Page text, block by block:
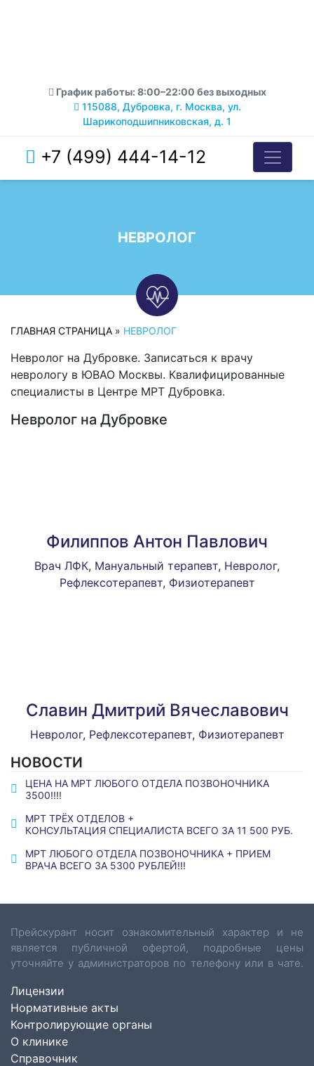
График работы: 8:00–22:00 без выходных
115088, Дубровка, г. Москва, ул.
Шарикоподшипниковская, д. 1
+7 (499) 444-14-12
НЕВРОЛОГ
ГЛАВНАЯ СТРАНИЦА » НЕВРОЛОГ
Невролог на Дубровке. Записаться к врачу
неврологу в ЮВАО Москвы. Квалифицированные
специалисты в Центре МРТ Дубровка.
Невролог на Дубровке
Филиппов Антон Павлович
Врач ЛФК, Мануальный терапевт, Невролог,
Рефлексотерапевт, Физиотерапевт
Славин Дмитрий Вячеславович
Невролог, Рефлексотерапевт, Физиотерапевт
НОВОСТИ
ЦЕНА НА МРТ ЛЮБОГО ОТДЕЛА ПОЗВОНОЧНИКА
3500!!!!
МРТ ТРЁХ ОТДЕЛОВ +
КОНСУЛЬТАЦИЯ СПЕЦИАЛИСТА ВСЕГО ЗА 11 500 РУБ.
МРТ ЛЮБОГО ОТДЕЛА ПОЗВОНОЧНИКА + ПРИЕМ
ВРАЧА ВСЕГО ЗА 5300 РУБЛЕЙ!!!
Прейскурант носит ознакомительный характер и не
является публичной офертой, подробные цены
уточняйте у администраторов по телефону или в чате.
Лицензии
Нормативные акты
Контролирующие органы
О клинике
Справочник